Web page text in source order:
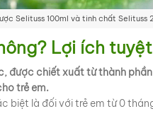
Selituss 100ml và tinh chất Selituss
Lợi ích
được chiết xuất từ thành
trẻ em.
biệt là đối với trẻ em từ 0